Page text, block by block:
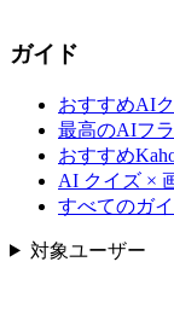
ガイド
おすすめAI
最高のAIフ
おすすめ
AI クイズ ×
すべてのガ
対象ユーザー